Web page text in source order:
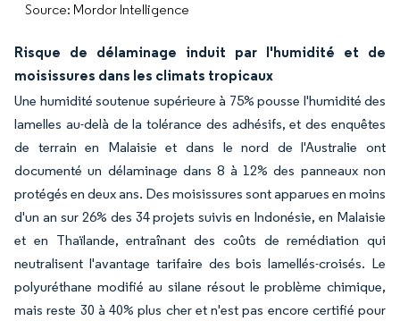
Source: Mordor Intelligence
Risque de délaminage induit par l'humidité et de
moisissures dans les climats tropicaux
Une humidité soutenue supérieure à 75% pousse l'humidité des
lamelles au-delà de la tolérance des adhésifs, et des enquêtes
de terrain en Malaisie et dans le nord de l'Australie ont
documenté un délaminage dans 8 à 12% des panneaux non
protégés en deux ans. Des moisissures sont apparues en moins
d'un an sur 26% des 34 projets suivis en Indonésie, en Malaisie
et en Thaïlande, entraînant des coûts de remédiation qui
neutralisent l'avantage tarifaire des bois lamellés-croisés. Le
polyuréthane modifié au silane résout le problème chimique,
mais reste 30 à 40% plus cher et n'est pas encore certifié pour